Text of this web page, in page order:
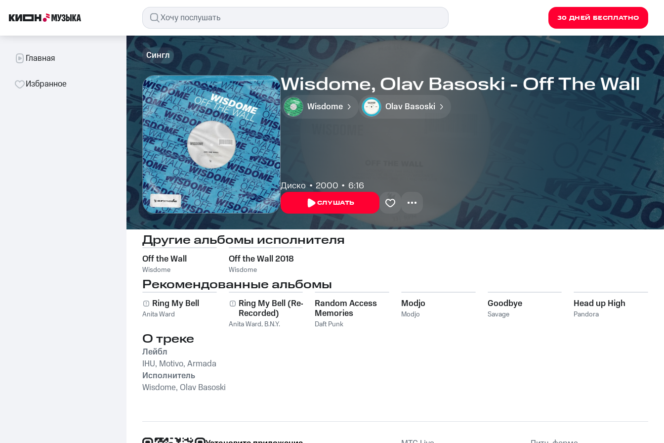
30 ДНЕЙ БЕСПЛАТНО
Главная
Избранное
Сингл
Wisdome, Olav Basoski - Off The Wall
Wisdome Olav Basoski
Диско 2000 6:16
СЛУШАТЬ
Другие альбомы исполнителя
Off the Wall
Wisdome
Off the Wall 2018
Wisdome
Рекомендованные альбомы
Ring My Bell
Anita Ward
Ring My Bell (Re-
Recorded)
Anita Ward, B.N.Y.
Random Access
Memories
Daft Punk
Modjo
Modjo
Goodbye
Savage
Head up High
Pandora
О треке
Лейбл
IHU, Motivo, Armada
Исполнитель
Wisdome, Olav Basoski